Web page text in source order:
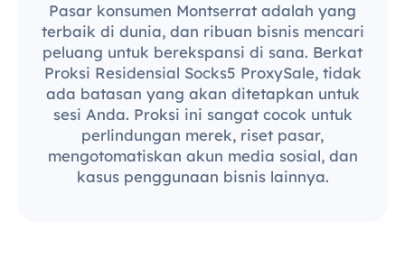
Pasar konsumen Montserrat adalah yang
terbaik di dunia, dan ribuan bisnis mencari
peluang untuk berekspansi di sana. Berkat
Proksi Residensial Socks5 ProxySale, tidak
ada batasan yang akan ditetapkan untuk
sesi Anda. Proksi ini sangat cocok untuk
perlindungan merek, riset pasar,
mengotomatiskan akun media sosial, dan
kasus penggunaan bisnis lainnya.